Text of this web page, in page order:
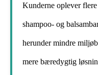
Kunderne oplever
shampoo- og
herunder mindre
mere bæredygtig